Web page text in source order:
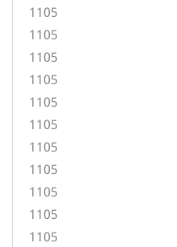
1105
1105
1105
1105
1105
1105
1105
1105
1105
1105
1105